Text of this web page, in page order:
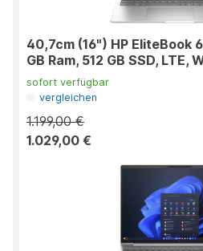
40,7cm (16") HP EliteBook
GB Ram, 512 GB SSD, LTE,
sofort verfügbar
vergleichen
1.199,00 €
1.029,00 €